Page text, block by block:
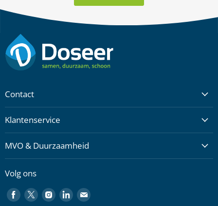
Contact
Klantenservice
MVO & Duurzaamheid
Volg ons
Vind
ons
Vind
ons
Vind
ons
Vind
ons
Vind